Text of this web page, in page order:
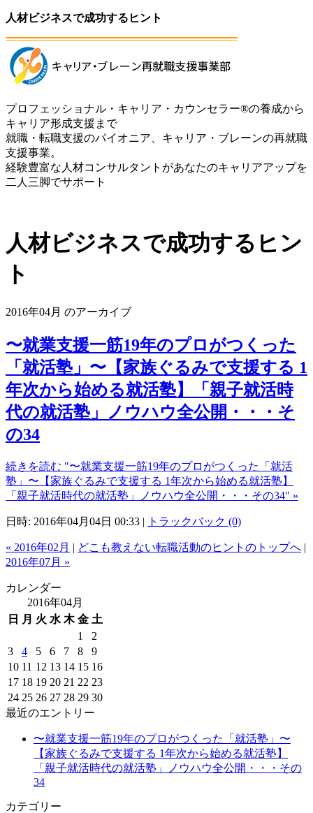
人材ビジネスで成功するヒント
プロフェッショナル・キャリア・カウンセラー®の養成から
キャリア形成支援まで
就職・転職支援のパイオニア、キャリア・ブレーンの再就職
支援事業。
経験豊富な人材コンサルタントがあなたのキャリアアップを
二人三脚でサポート
人材ビジネスで成功するヒン
ト
2016年04月 のアーカイブ
〜就業支援一筋19年のプロがつくった
「就活塾」〜【家族ぐるみで支援する 1
年次から始める就活塾】「親子就活時
代の就活塾」ノウハウ全公開・・・そ
の34
続きを読む "〜就業支援一筋19年のプロがつくった「就活
塾」〜【家族ぐるみで支援する 1年次から始める就活塾】
「親子就活時代の就活塾」ノウハウ全公開・・・その34" »
日時: 2016年04月04日 00:33 | トラックバック (0)
« 2016年02月 | どこも教えない転職活動のヒントのトップへ |
2016年07月 »
カレンダー
2016年04月
日
月 火 水 木 金 土
1
2
3
4 5 6 7 8
9
10 11 12 13 14 15 16
17 18 19 20 21 22 23
24 25 26 27 28 29 30
最近のエントリー
〜就業支援一筋19年のプロがつくった「就活塾」〜
【家族ぐるみで支援する 1年次から始める就活塾】
「親子就活時代の就活塾」ノウハウ全公開・・・その
34
カテゴリー